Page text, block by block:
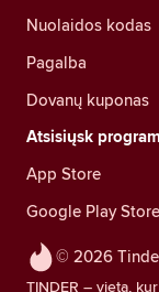
© 2026
TINDER – vieta,
Nuolaidos kodas
Pagalba
Dovanų kuponas
Atsisiųsk
App Store
Google Play Store